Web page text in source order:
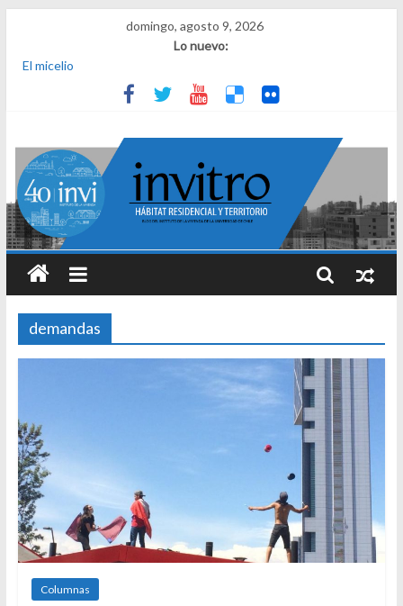
domingo, agosto 9, 2026
Lo nuevo:
El micelio
Receta para viajar al pasado
Una noche y el amanecer en Dignidad
INVI
El derecho a habitar
demandas
Columnas